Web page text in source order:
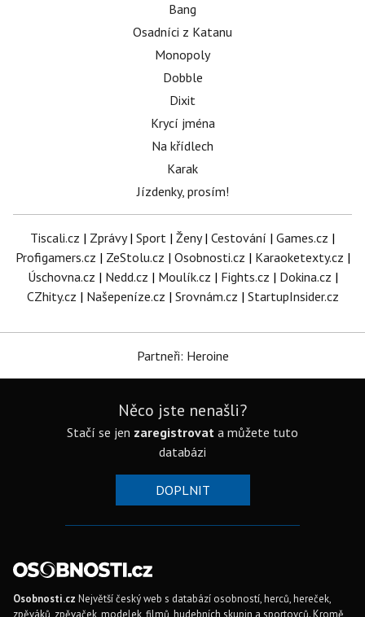
Bang
Osadníci z Katanu
Monopoly
Dobble
Dixit
Krycí jména
Na křídlech
Karak
Jízdenky, prosím!
Tiscali.cz | Zprávy| Sport | Ženy| Cestování | Games.cz |
Profigamers.cz | ZeStolu.cz | Osobnosti.cz | Karaoketexty.cz |
Úschovna.cz | Nedd.cz | Moulík.cz | Fights.cz | Dokina.cz |
CZhity.cz | Našepeníze.cz | Srovnám.cz | StartupInsider.cz
Partneři: Heroine
Něco jste nenašli?
Stačí se jen zaregistrovat a můžete tuto
databázi
DOPLNIT
Osobnosti.cz Největší český web s databází osobností, herců, hereček,
zpěváků, zpěvaček, modelek, filmů, hudebních skupin a sportovců. Kromě